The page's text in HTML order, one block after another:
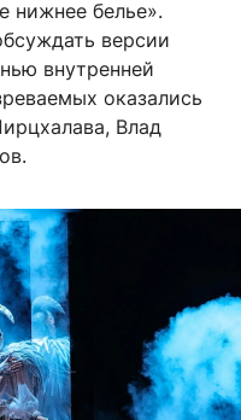
нижнее белье».
версии
внутренней
оказались
Влад